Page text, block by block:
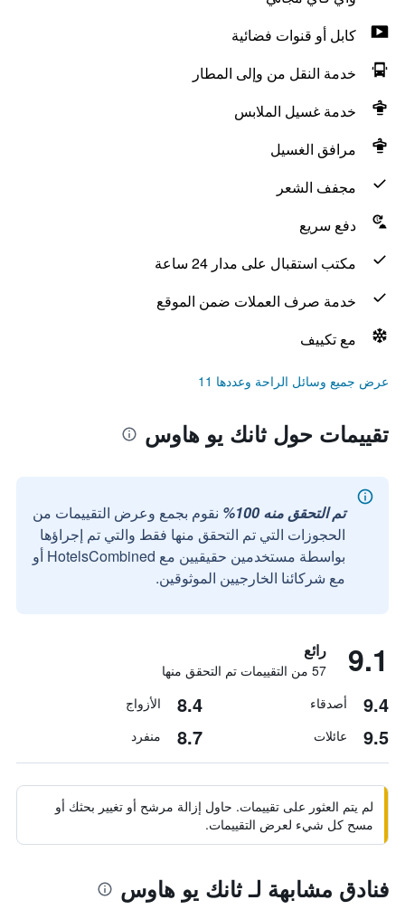
كابل أو قنوات فضائية
خدمة النقل من وإلى المطار
خدمة غسيل الملابس
مرافق الغسيل
مجفف الشعر
دفع سريع
مكتب استقبال على مدار 24 ساعة
خدمة صرف العملات ضمن الموقع
مع تكييف
عرض جميع وسائل الراحة وعددها 11
تقييمات حول ثانك يو هاوس
تم التحقق منه 100%
نقوم بجمع وعرض التقييمات من
الحجوزات التي تم التحقق منها فقط والتي تم إجراؤها
بواسطة مستخدمين حقيقيين مع HotelsCombined أو
مع شركائنا الخارجيين الموثوقين.
9.1 رائع
57 من التقييمات تم التحقق منها
9.4 أصدقاء 8.4 الأزواج
9.5 عائلات 8.7 منفرد
لم يتم العثور على تقييمات. حاول إزالة مرشح أو تغيير بحثك أو
مسح كل شيء لعرض التقييمات.
فنادق مشابهة لـ ثانك يو هاوس